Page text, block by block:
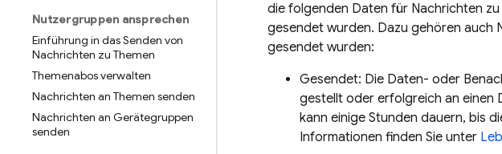
Nutzergruppen ansprechen
Einführung in das Senden von
Nachrichten zu Themen
Themenabos verwalten
Nachrichten an Themen senden
Nachrichten an Gerätegruppen
senden
die folgenden Daten für Nachrichten
gesendet wurden. Dazu gehören auch
gesendet wurden:
Gesendet: Die Daten- oder
gestellt oder erfolgreich an einen
kann einige Stunden dauern, bis
Informationen finden Sie unter